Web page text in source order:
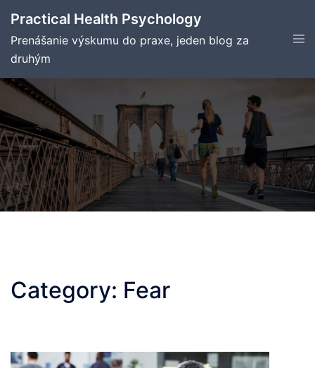
content
Practical Health Psychology
Prenášanie výskumu do praxe, jeden blog za
druhým
Category: Fear